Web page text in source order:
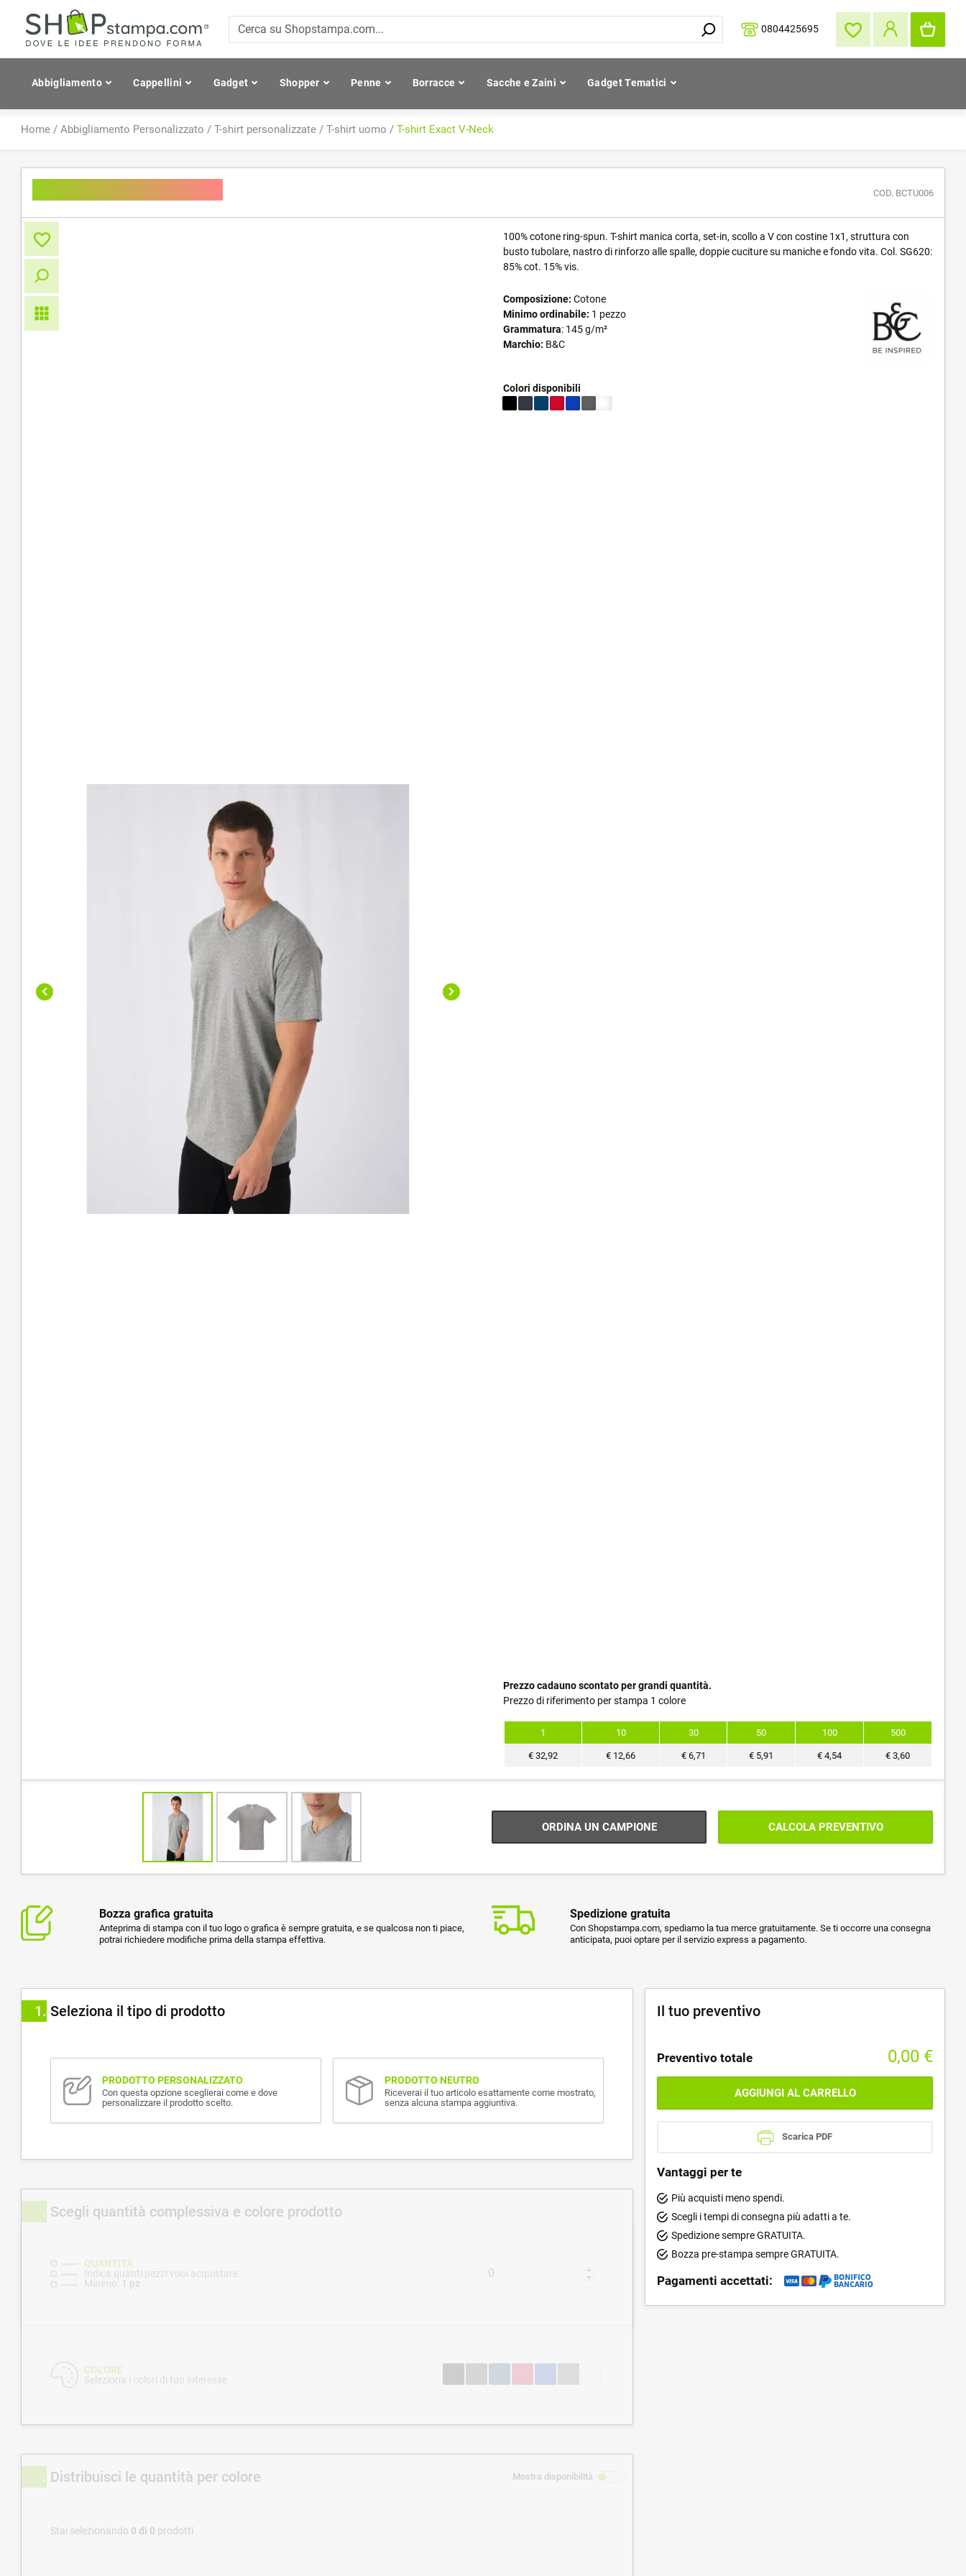
0804425695
Abbigliamento Cappellini Gadget Shopper Penne Borracce Sacche e Zaini Gadget Tematici
Home / Abbigliamento Personalizzato / T-shirt personalizzate / T-shirt uomo / T-shirt Exact V-Neck
COD. BCTU006
100% cotone ring-spun. T-shirt manica corta, set-in, scollo a V con costine 1x1, struttura con
busto tubolare, nastro di rinforzo alle spalle, doppie cuciture su maniche e fondo vita. Col. SG620:
85% cot. 15% vis.
Composizione: Cotone
Minimo ordinabile: 1 pezzo
Grammatura: 145 g/m²
Marchio: B&C
Colori disponibili
Prezzo cadauno scontato per grandi quantità.
Prezzo di riferimento per stampa 1 colore
1 10 30 50 100 500
€ 32,92 € 12,66 € 6,71 € 5,91 € 4,54 € 3,60
ORDINA UN CAMPIONE CALCOLA PREVENTIVO
Bozza grafica gratuita
Anteprima di stampa con il tuo logo o grafica è sempre gratuita, e se qualcosa non ti piace,
potrai richiedere modifiche prima della stampa effettiva.
Spedizione gratuita
Con Shopstampa.com, spediamo la tua merce gratuitamente. Se ti occorre una consegna
anticipata, puoi optare per il servizio express a pagamento.
1 Seleziona il tipo di prodotto
PRODOTTO PERSONALIZZATO
Con questa opzione sceglierai come e dove
personalizzare il prodotto scelto.
PRODOTTO NEUTRO
Riceverai il tuo articolo esattamente come mostrato,
senza alcuna stampa aggiuntiva.
Scegli quantità complessiva e colore prodotto
QUANTITÀ
Indica quanti pezzi vuoi acquistare.
Minimo: 1 pz
COLORE
Seleziona i colori di tuo interesse.
Distribuisci le quantità per colore Mostra disponibilità
Stai selezionando 0 di 0 prodotti
Il tuo preventivo
Preventivo totale 0,00 €
AGGIUNGI AL CARRELLO
Scarica PDF
Vantaggi per te
Più acquisti meno spendi.
Scegli i tempi di consegna più adatti a te.
Spedizione sempre GRATUITA.
Bozza pre-stampa sempre GRATUITA.
Pagamenti accettati: